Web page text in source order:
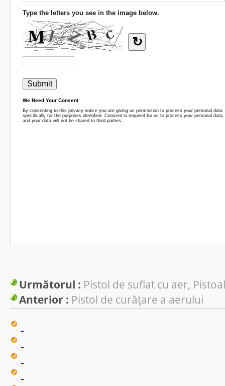
Următorul : Pistol de suflat cu aer,
Anterior : Pistol de curățare a aerului